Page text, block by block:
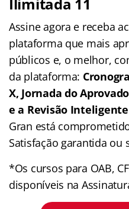
Assine agora e receba
plataforma que mais
públicos e, o melhor,
da plataforma:
X, Jornada do
e a Revisão Inteligente
Gran está
Satisfação garantida ou
*Os cursos para OAB,
disponíveis na